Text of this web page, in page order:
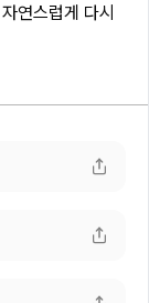
연스럽게 다시